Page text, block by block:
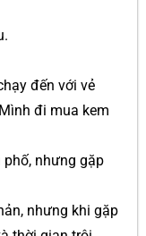
đến với vẻ
đi mua kem
phố, nhưng gặp
nhưng khi gặp